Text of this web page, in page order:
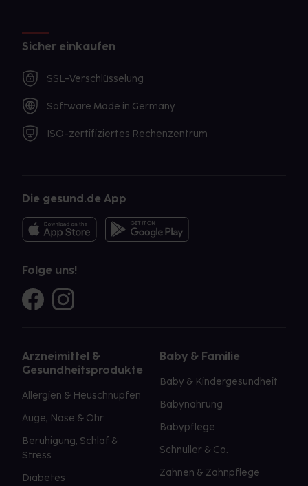
Sicher einkaufen
SSL-Verschlüsselung
Software Made in Germany
ISO-zertifiziertes Rechenzentrum
Die gesund.de App
Folge uns!
Arzneimittel &
Gesundheitsprodukte
Allergien & Heuschnupfen
Auge, Nase & Ohr
Beruhigung, Schlaf &
Stress
Diabetes
Baby & Familie
Baby & Kindergesundheit
Babynahrung
Babypflege
Schnuller & Co.
Zahnen & Zahnpflege